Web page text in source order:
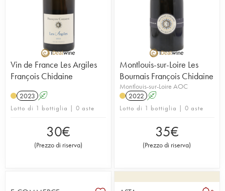
Vin de France Les Argiles
François Chidaine
2023 A
Lotto di 1 bottiglia | 0 aste
30€
(Prezzo di riserva)
Montlouis-sur-Loire Les
Bournais François Chidaine
Montlouis-sur-Loire AOC
2022 A
Lotto di 1 bottiglia | 0 aste
35€
(Prezzo di riserva)